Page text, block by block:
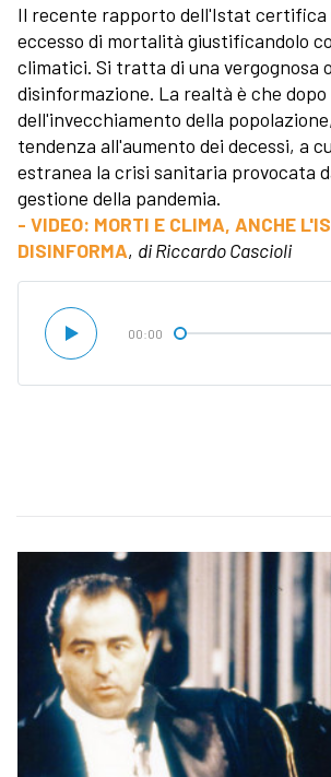
Il recente rapporto dell'Istat certifica
eccesso di mortalità giustificandolo
climatici. Si tratta di una vergognosa
disinformazione. La realtà è che
dell'invecchiamento della
tendenza all'aumento dei decessi, a
estranea la crisi sanitaria provocata
gestione della pandemia.
- VIDEO: MORTI E CLIMA, ANCHE
DISINFORMA, di Riccardo Cascioli
00:00